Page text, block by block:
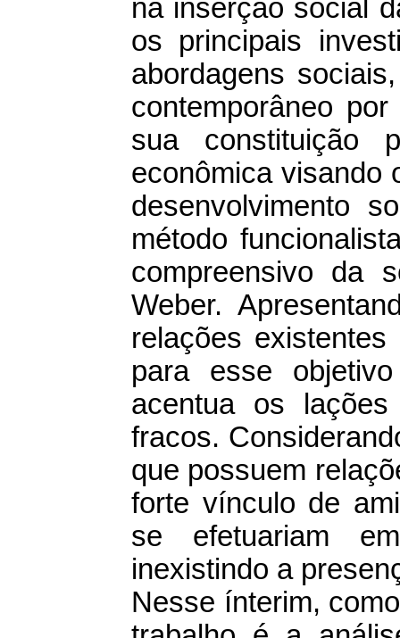
na inserção social
os principais
abordagens
contemporâneo
sua constituição
econômica visando
desenvolvimento
método
compreensivo da
Weber.
relações
para esse
acentua os
fracos.
que possuem
forte vínculo de
se efetuariam
inexistindo a
Nesse ínterim,